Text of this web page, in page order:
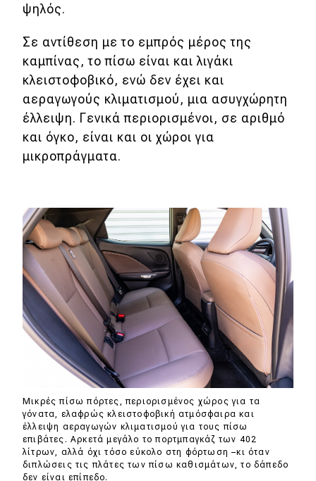
ψηλός.
Σε αντίθεση με το εμπρός μέρος της
καμπίνας, το πίσω είναι και λιγάκι
κλειστοφοβικό, ενώ δεν έχει και
αεραγωγούς κλιματισμού, μια ασυγχώρητη
έλλειψη. Γενικά περιορισμένοι, σε αριθμό
και όγκο, είναι και οι χώροι για
μικροπράγματα.
Μικρές πίσω πόρτες, περιορισμένος χώρος για τα
γόνατα, ελαφρώς κλειστοφοβική ατμόσφαιρα και
έλλειψη αεραγωγών κλιματισμού για τους πίσω
επιβάτες. Αρκετά μεγάλο το πορτμπαγκάζ των 402
λίτρων, αλλά όχι τόσο εύκολο στη φόρτωση –κι όταν
διπλώσεις τις πλάτες των πίσω καθισμάτων, το δάπεδο
δεν είναι επίπεδο.